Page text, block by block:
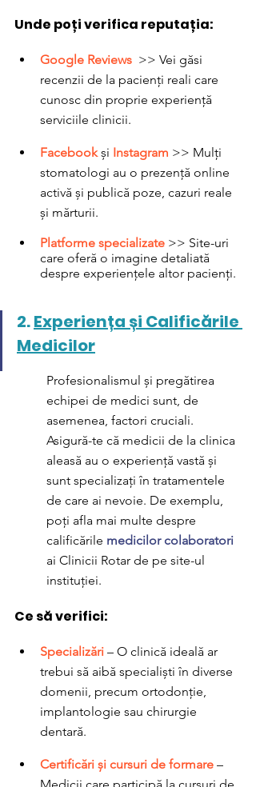
Unde poți verifica reputația:
Google Reviews
  >> Vei găsi
recenzii de la pacienți reali care
cunosc din proprie experiență
serviciile clinicii.
Facebook și Instagram >> Mulți
stomatologi au o prezență online
activă și publică poze, cazuri reale
și mărturii.
Platforme specializate >> Site-uri
care oferă o imagine detaliată
despre experiențele altor pacienți.
2. Experiența și Calificările
Medicilor
Profesionalismul și pregătirea
echipei de medici sunt, de
asemenea, factori cruciali.
Asigură-te că medicii de la clinica
aleasă au o experiență vastă și
sunt specializați în tratamentele
de care ai nevoie. De exemplu,
poți afla mai multe despre
calificările medicilor colaboratori
ai Clinicii Rotar de pe site-ul
instituției.
Ce să verifici:
Specializări – O clinică ideală ar
trebui să aibă specialiști în diverse
domenii, precum ortodonție,
implantologie sau chirurgie
dentară.
Certificări și cursuri de formare –